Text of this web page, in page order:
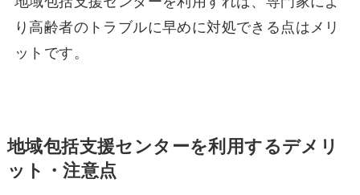
り高齢者のトラブルに早めに対処できる点はメリ
ットです。
地域包括支援センターを利用するデメリ
ット・注意点